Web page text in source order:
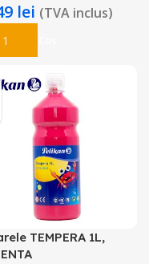
lei (TVA inclus)
În Coș
TEMPERA 1L,